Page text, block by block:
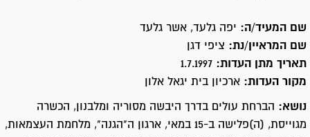
שם המעיד/ה: יפה גלעד, אשר גלעד
שם המראיין/נת: ציפי דגן
תאריך מתן העדות: 1.7.1997
מקור העדות: ארכיון בית יגאל אלון
נושא:
הברחת עולים בדרך היבשה מסוריה ומלבנון, הכשרה
מגוייסת, (ה)פלישה ב-15 במאי, ארגון ה"הגנה", מלחמת העצמאות,